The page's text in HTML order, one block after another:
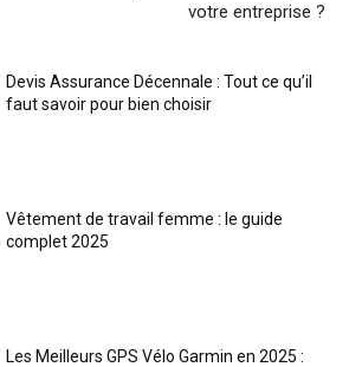
votre entreprise ?
Devis Assurance Décennale : Tout ce qu’il
faut savoir pour bien choisir
Vêtement de travail femme : le guide
complet 2025
Les Meilleurs GPS Vélo Garmin en 2025 :